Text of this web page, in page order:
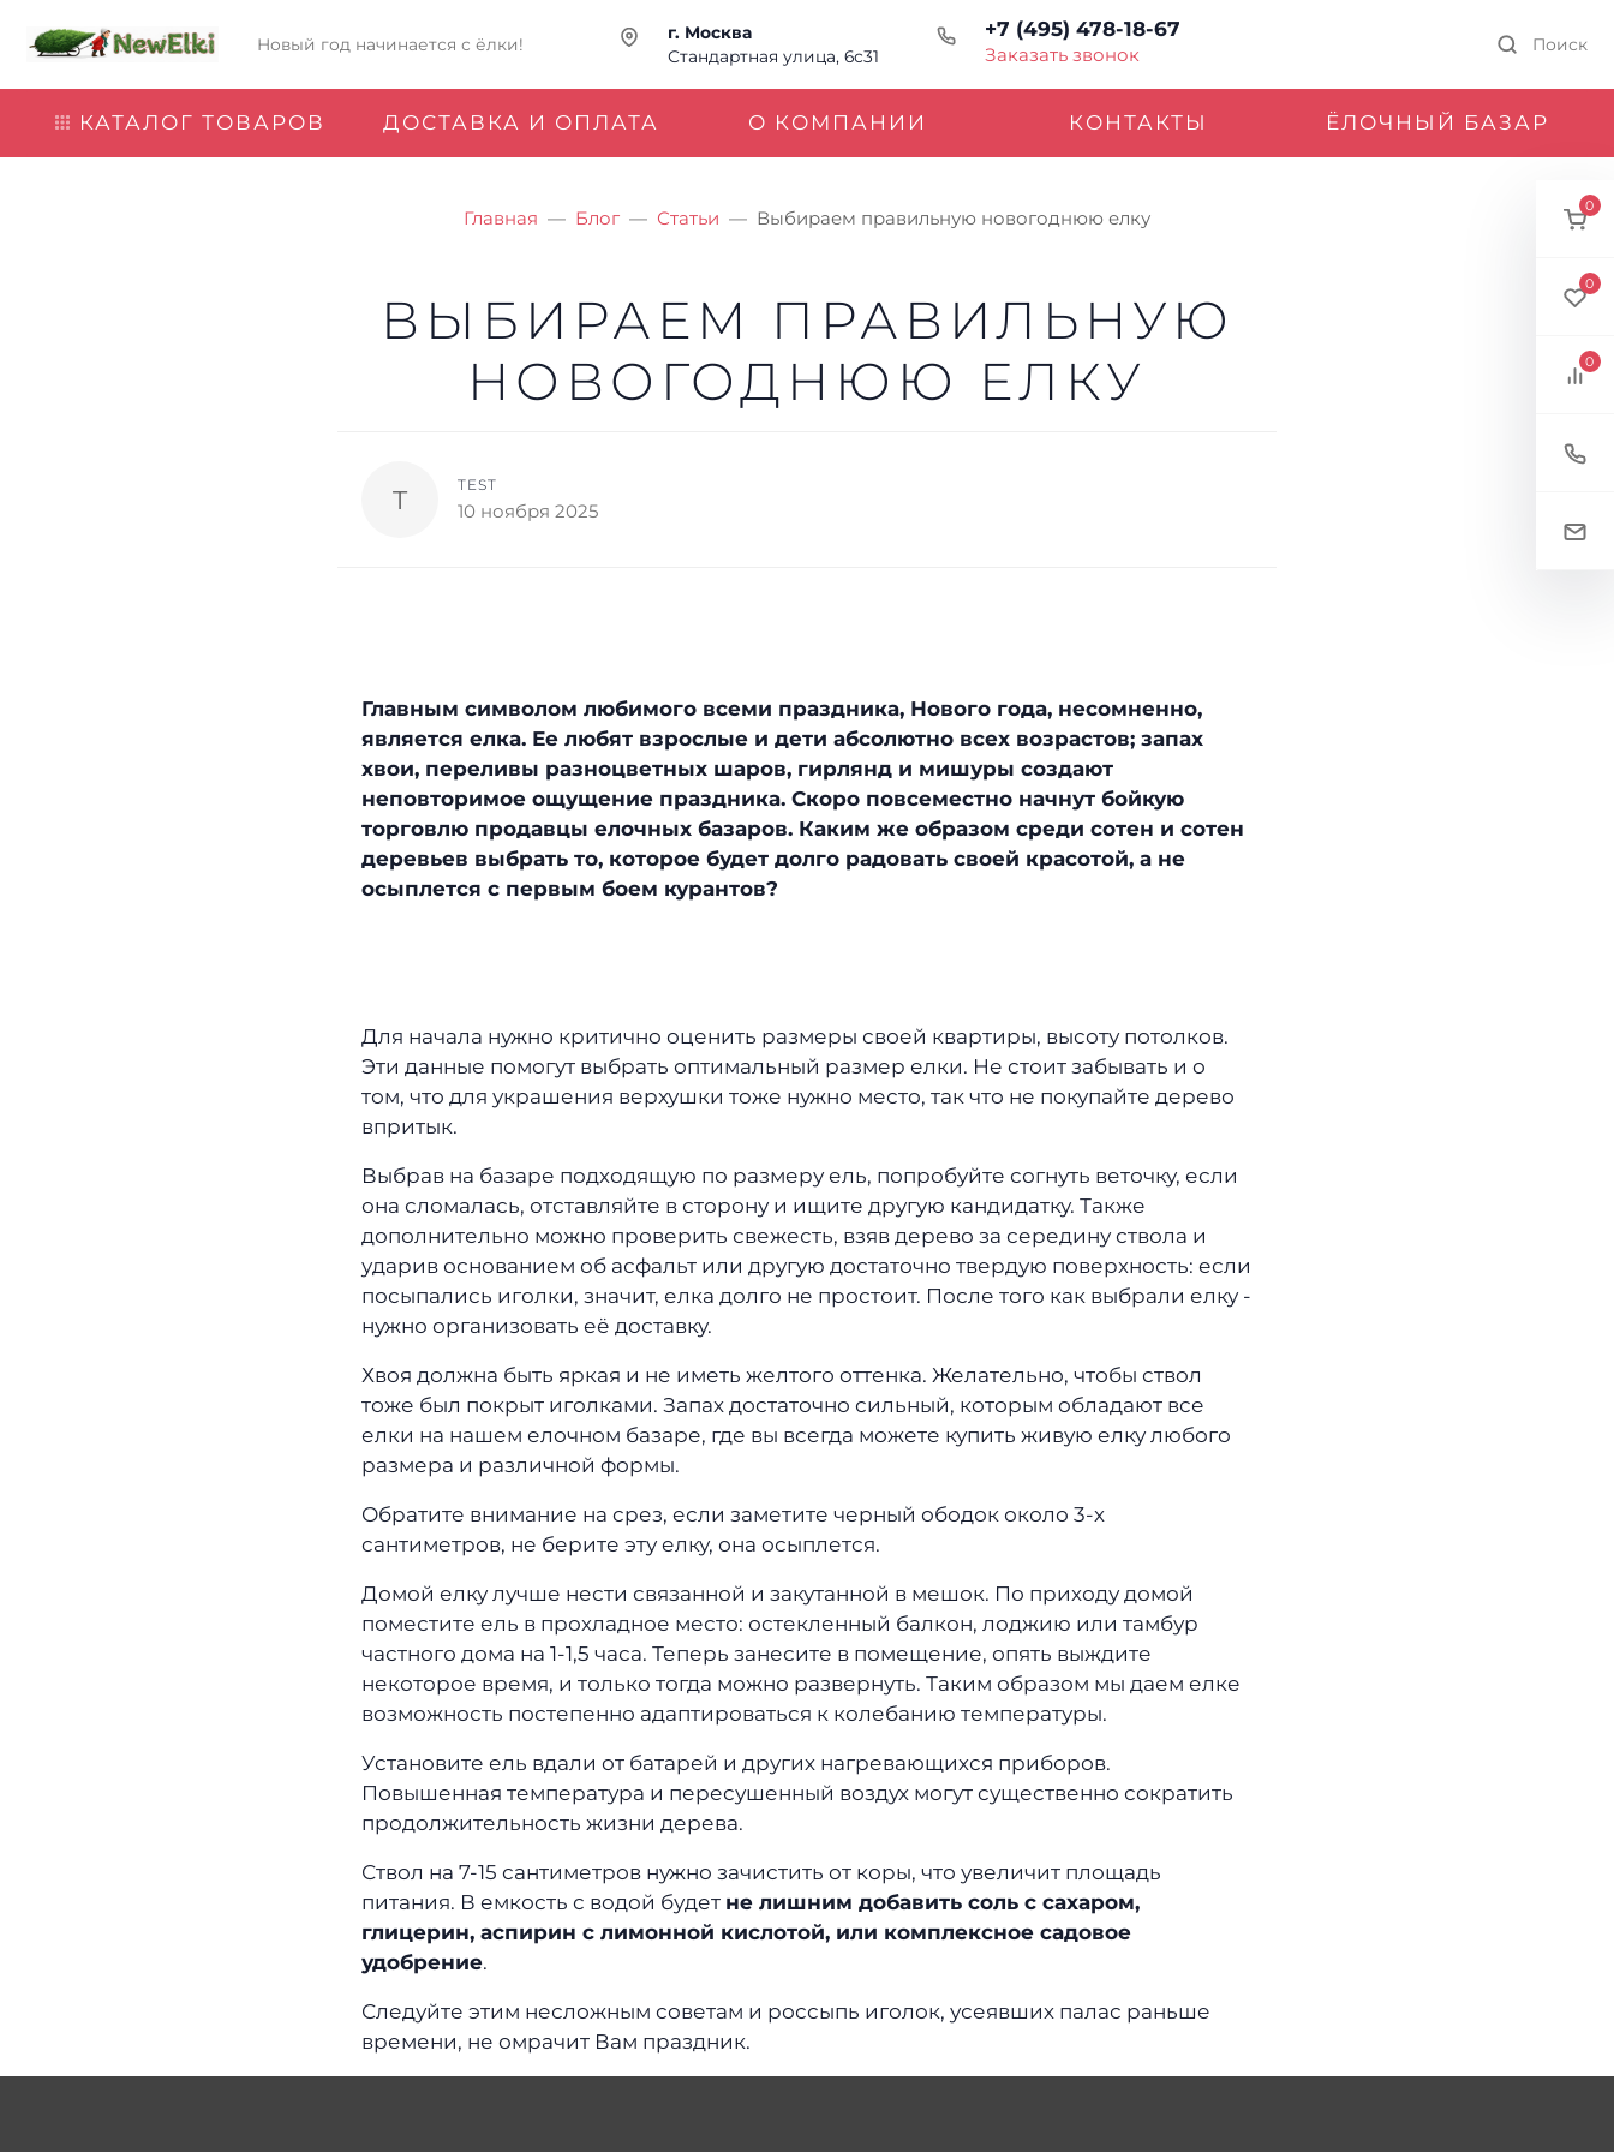
Новый год начинается с ёлки!
г. Москва
Стандартная улица, 6с31
+7 (495) 478-18-67
Заказать звонок Поиск
КАТАЛОГ ТОВАРОВ ДОСТАВКА И ОПЛАТА О КОМПАНИИ КОНТАКТЫ ЁЛОЧНЫЙ БАЗАР
Главная Блог Статьи Выбираем правильную новогоднюю елку
ВЫБИРАЕМ ПРАВИЛЬНУЮ
НОВОГОДНЮЮ ЕЛКУ
T TEST
10 ноября 2025
Главным символом любимого всеми праздника, Нового года, несомненно,
является елка. Ее любят взрослые и дети абсолютно всех возрастов; запах
хвои, переливы разноцветных шаров, гирлянд и мишуры создают
неповторимое ощущение праздника. Скоро повсеместно начнут бойкую
торговлю продавцы елочных базаров. Каким же образом среди сотен и сотен
деревьев выбрать то, которое будет долго радовать своей красотой, а не
осыплется с первым боем курантов?
Для начала нужно критично оценить размеры своей квартиры, высоту потолков.
Эти данные помогут выбрать оптимальный размер елки. Не стоит забывать и о
том, что для украшения верхушки тоже нужно место, так что не покупайте дерево
впритык.
Выбрав на базаре подходящую по размеру ель, попробуйте согнуть веточку, если
она сломалась, отставляйте в сторону и ищите другую кандидатку. Также
дополнительно можно проверить свежесть, взяв дерево за середину ствола и
ударив основанием об асфальт или другую достаточно твердую поверхность: если
посыпались иголки, значит, елка долго не простоит. После того как выбрали елку -
нужно организовать её доставку.
Хвоя должна быть яркая и не иметь желтого оттенка. Желательно, чтобы ствол
тоже был покрыт иголками. Запах достаточно сильный, которым обладают все
елки на нашем елочном базаре, где вы всегда можете купить живую елку любого
размера и различной формы.
Обратите внимание на срез, если заметите черный ободок около 3-х
сантиметров, не берите эту елку, она осыплется.
Домой елку лучше нести связанной и закутанной в мешок. По приходу домой
поместите ель в прохладное место: остекленный балкон, лоджию или тамбур
частного дома на 1-1,5 часа. Теперь занесите в помещение, опять выждите
некоторое время, и только тогда можно развернуть. Таким образом мы даем елке
возможность постепенно адаптироваться к колебанию температуры.
Установите ель вдали от батарей и других нагревающихся приборов.
Повышенная температура и пересушенный воздух могут существенно сократить
продолжительность жизни дерева.
Ствол на 7-15 сантиметров нужно зачистить от коры, что увеличит площадь
питания. В емкость с водой будет не лишним добавить соль с сахаром,
глицерин, аспирин с лимонной кислотой, или комплексное садовое
удобрение.
Следуйте этим несложным советам и россыпь иголок, усеявших палас раньше
времени, не омрачит Вам праздник.
0
0
0